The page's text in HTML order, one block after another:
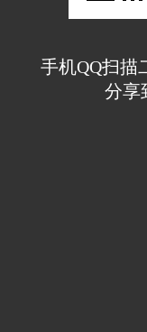
手机QQ扫描
分享